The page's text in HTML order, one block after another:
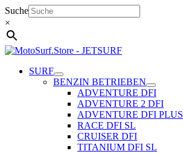
Zum
Inhalt
springen
Suche
×
SURF
BENZIN BETRIEBEN
ADVENTURE DFI
ADVENTURE 2 DFI
ADVENTURE DFI PLUS
RACE DFI SL
CRUISER DFI
TITANIUM DFI SL